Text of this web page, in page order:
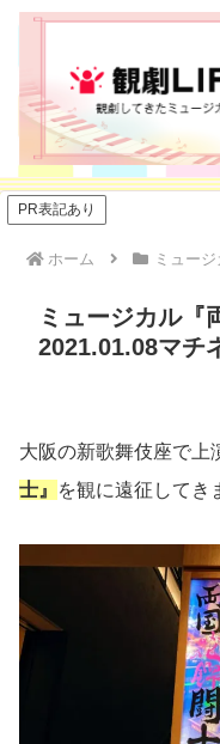
PR表記あり
ホーム ミュー
ミュージカル『
2021.01.08マチ
大阪の新歌舞伎座で上
士』
を観に遠征してき